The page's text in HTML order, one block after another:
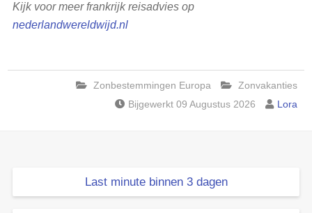
Kijk voor meer frankrijk reisadvies op
nederlandwereldwijd.nl
Zonbestemmingen Europa
Zonvakanties
Bijgewerkt 09 Augustus 2026
Lora
Last minute binnen 3 dagen